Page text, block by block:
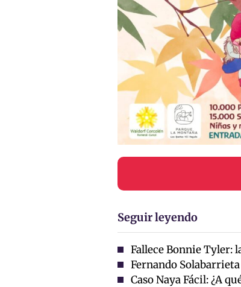
Seguir leyendo
Fallece Bonnie Tyler:
Fernando
Caso Naya Fácil: ¿A